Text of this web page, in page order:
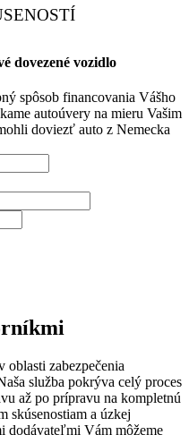
dovezené vozidlo
spôsob financovania Vášho
autoúvery na mieru Vašim
doviezť auto z Nemecka
oblasti zabezpečenia
služba pokrýva celý proces
až po prípravu na kompletnú
skúsenostiam a úzkej
dodávateľmi Vám môžeme